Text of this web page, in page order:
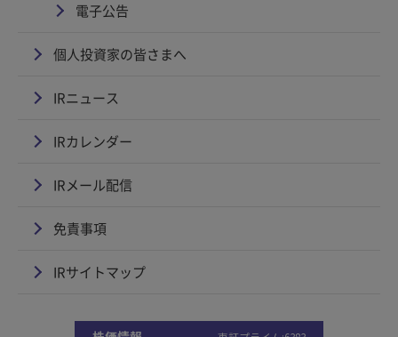
電子公告
個人投資家の皆さまへ
IRニュース
IRカレンダー
IRメール配信
免責事項
IRサイトマップ